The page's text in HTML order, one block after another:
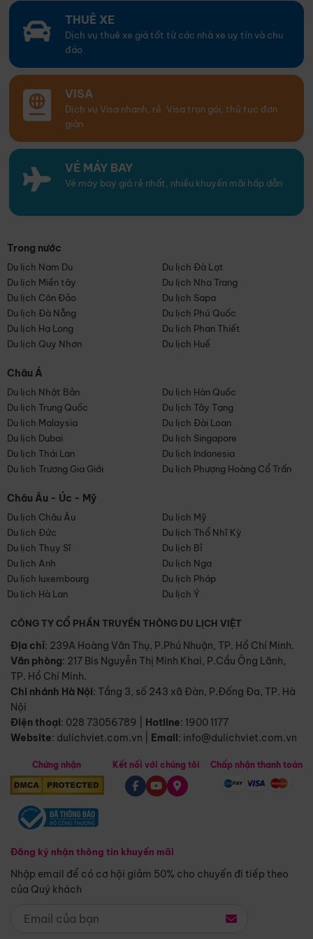
THUÊ XE
Dịch vụ thuê xe giá tốt từ các nhà xe uy tín và chu
đáo
VISA
Dịch vụ Visa nhanh, rẻ. Visa trọn gói, thủ tục đơn
giản
VÉ MÁY BAY
Vé máy bay giá rẻ nhất, nhiều khuyến mãi hấp dẫn
Trong nước
Du lịch Nam Du
Du lịch Đà Lạt
Du lịch Miền tây
Du lịch Nha Trang
Du lịch Côn Đảo
Du lịch Sapa
Du lịch Đà Nẵng
Du lịch Phú Quốc
Du lịch Hạ Long
Du lịch Phan Thiết
Du lịch Quy Nhơn
Du lịch Huế
Châu Á
Du lịch Nhật Bản
Du lịch Hàn Quốc
Du lịch Trung Quốc
Du lịch Tây Tạng
Du lịch Malaysia
Du lịch Đài Loan
Du lịch Dubai
Du lịch Singapore
Du lịch Thái Lan
Du lịch Indonesia
Du lịch Trương Gia Giới
Du lịch Phượng Hoàng Cổ Trấn
Châu Âu - Úc - Mỹ
Du lịch Châu Âu
Du lịch Mỹ
Du lịch Đức
Du lịch Thổ Nhĩ Kỳ
Du lịch Thụy Sĩ
Du lịch Bỉ
Du lịch Anh
Du lịch Nga
Du lịch luxembourg
Du lịch Pháp
Du lịch Hà Lan
Du lịch Ý
CÔNG TY CỔ PHẦN TRUYỀN THÔNG DU LỊCH VIỆT
Địa chỉ: 239A Hoàng Văn Thụ, P.Phú Nhuận, TP. Hồ Chí Minh.
Văn phòng: 217 Bis Nguyễn Thị Minh Khai, P.Cầu Ông Lãnh,
TP. Hồ Chí Minh.
Chi nhánh Hà Nội: Tầng 3, số 243 xã Đàn, P.Đống Đa, TP. Hà
Nội
Điện thoại: 028 73056789 Hotline: 1900 1177
Website: dulichviet.com.vn Email: info@dulichviet.com.vn
Chứng nhận
Đăng ký nhận thông tin khuyến mãi
Nhập email để có cơ hội giảm 50% cho chuyến đi tiếp theo
của Quý khách
Kết nối với chúng tôi Chấp nhận thanh toán